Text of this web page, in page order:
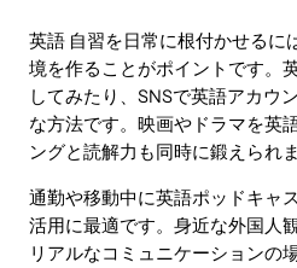
英語 自習を日常に根付かせるに
境を作ることがポイントです。
してみたり、SNSで英語アカウ
な方法です。映画やドラマを英
ングと読解力も同時に鍛えられま
通勤や移動中に英語ポッドキャ
活用に最適です。身近な外国人
リアルなコミュニケーションの